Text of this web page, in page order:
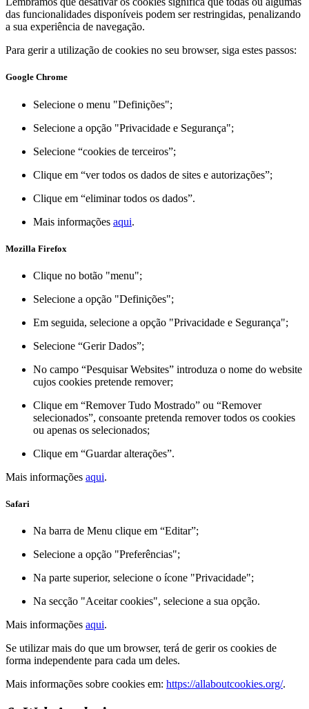
das funcionalidades disponíveis podem ser restringidas, penalizando
a sua experiência de navegação.
Para gerir a utilização de cookies no seu browser, siga estes passos:
Google Chrome
Selecione o menu "Definições";
Selecione a opção "Privacidade e Segurança";
Selecione “cookies de terceiros”;
Clique em “ver todos os dados de sites e autorizações”;
Clique em “eliminar todos os dados”.
Mais informações aqui.
Mozilla Firefox
Clique no botão "menu";
Selecione a opção "Definições";
Em seguida, selecione a opção "Privacidade e Segurança";
Selecione “Gerir Dados”;
No campo “Pesquisar Websites” introduza o nome do website
cujos cookies pretende remover;
Clique em “Remover Tudo Mostrado” ou “Remover
selecionados”, consoante pretenda remover todos os cookies
ou apenas os selecionados;
Clique em “Guardar alterações”.
Mais informações aqui.
Safari
Na barra de Menu clique em “Editar”;
Selecione a opção "Preferências";
Na parte superior, selecione o ícone "Privacidade";
Na secção "Aceitar cookies", selecione a sua opção.
Mais informações aqui.
Se utilizar mais do que um browser, terá de gerir os cookies de
forma independente para cada um deles.
Mais informações sobre cookies em: https://allaboutcookies.org/.